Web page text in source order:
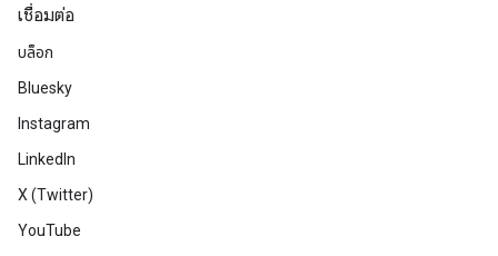
เชื่อมต่อ
บล็อก
Bluesky
Instagram
LinkedIn
X (Twitter)
YouTube